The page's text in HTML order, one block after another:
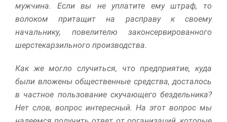
мужчина. Если вы не уплатите ему штраф, то
волоком притащит на расправу к своему
начальнику, повелителю законсервированного
шерстекарзильного производства.
Как же могло случиться, что предприятие, куда
были вложены общественные средства, досталось
в частное пользование скучающего бездельника?
Нет слов, вопрос интересный. На этот вопрос мы